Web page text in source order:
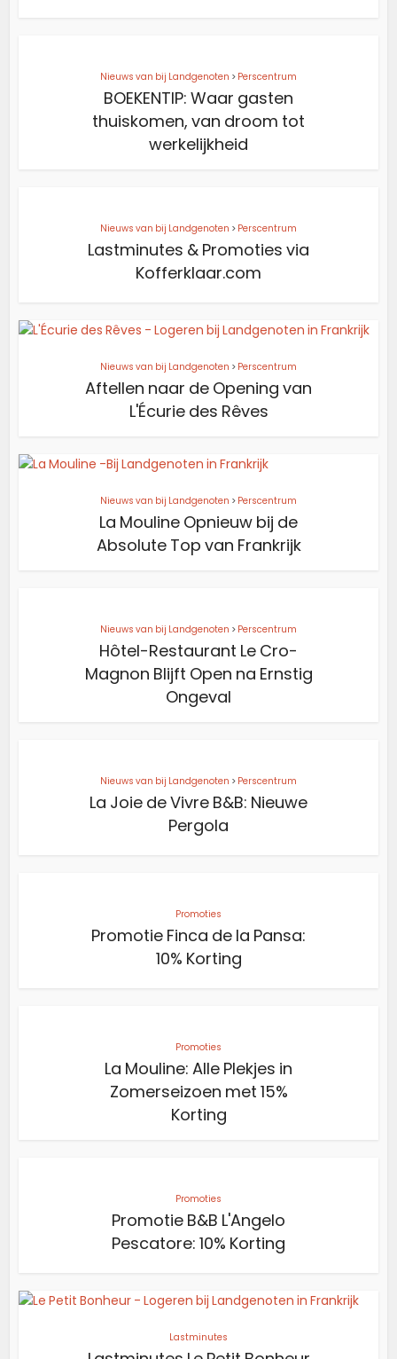
Nieuws van bij Landgenoten > Perscentrum
BOEKENTIP: Waar gasten
thuiskomen, van droom tot
werkelijkheid
Nieuws van bij Landgenoten > Perscentrum
Lastminutes & Promoties via
Kofferklaar.com
Nieuws van bij Landgenoten > Perscentrum
Aftellen naar de Opening van
L'Écurie des Rêves
Nieuws van bij Landgenoten > Perscentrum
La Mouline Opnieuw bij de
Absolute Top van Frankrijk
Nieuws van bij Landgenoten > Perscentrum
Hôtel-Restaurant Le Cro-
Magnon Blijft Open na Ernstig
Ongeval
Nieuws van bij Landgenoten > Perscentrum
La Joie de Vivre B&B: Nieuwe
Pergola
Promoties
Promotie Finca de la Pansa:
10% Korting
Promoties
La Mouline: Alle Plekjes in
Zomerseizoen met 15%
Korting
Promoties
Promotie B&B L'Angelo
Pescatore: 10% Korting
Lastminutes